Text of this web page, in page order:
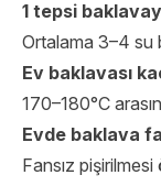
1 tepsi
Ortalama 3–4 su
Ev baklavası
170–180°C
Evde baklava
Fansız pişirilmesi